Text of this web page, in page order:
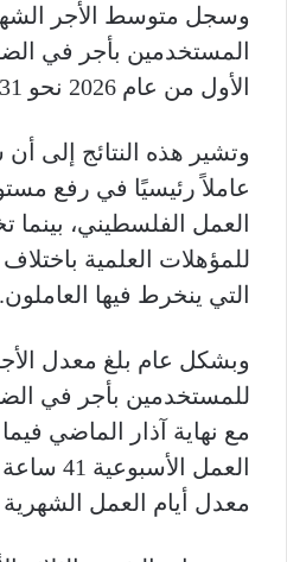
وسجل متوسط الأجر
المستخدمين بأجر في
الأول من عام 2026 نحو 3931 شيكلًا.
وتشير هذه النتائج إلى
عاملاً رئيسيًا في رفع
العمل الفلسطيني، بينما
للمؤهلات العلمية
التي ينخرط فيها العاملون.
وبشكل عام بلغ معدل
مع نهاية آذار الماضي
العمل
معدل أيام العمل الشهرية 22.4 يوم عمل.